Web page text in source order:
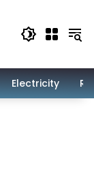
Electricity